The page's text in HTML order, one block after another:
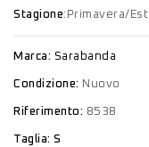
Stagione:Primavera/
Marca: Sarabanda
Condizione: Nuovo
Riferimento: 8538
Taglia: S